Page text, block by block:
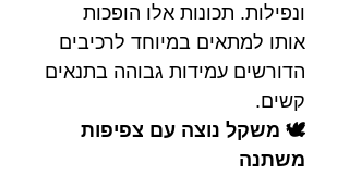
ונפילות. תכונות אלו הופכות
אותו למתאים במיוחד לרכיבים
הדורשים עמידות גבוהה בתנאים
קשים.
🕊️ משקל נוצה עם צפיפות
משתנה